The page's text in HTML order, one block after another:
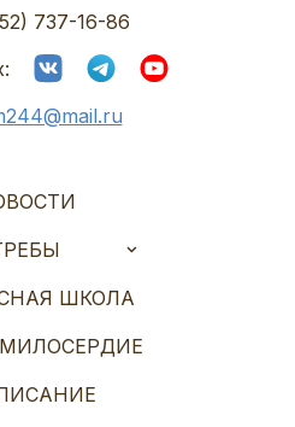
737-16-86
ШКОЛА